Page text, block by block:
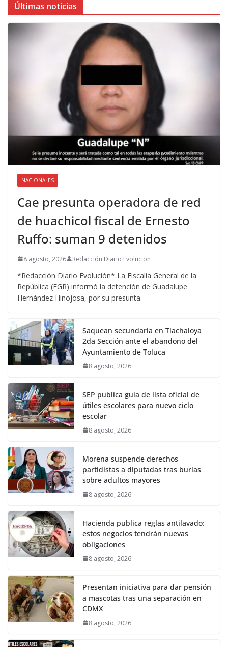
Últimas noticias
NACIONALES
Cae presunta operadora de red
de huachicol fiscal de Ernesto
Ruffo: suman 9 detenidos
8 agosto, 2026 Redacción Diario Evolucion
*Redacción Diario Evolución* La Fiscalía General de la
República (FGR) informó la detención de Guadalupe
Hernández Hinojosa, por su presunta
Saquean secundaria en Tlachaloya
2da Sección ante el abandono del
Ayuntamiento de Toluca
8 agosto, 2026
SEP publica guía de lista oficial de
útiles escolares para nuevo ciclo
escolar
8 agosto, 2026
Morena suspende derechos
partidistas a diputadas tras burlas
sobre adultos mayores
8 agosto, 2026
Hacienda publica reglas antilavado:
estos negocios tendrán nuevas
obligaciones
8 agosto, 2026
Presentan iniciativa para dar pensión
a mascotas tras una separación en
CDMX
8 agosto, 2026